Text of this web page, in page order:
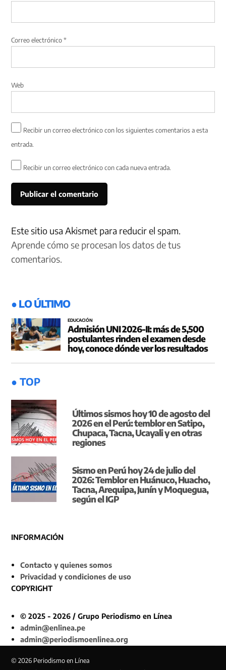
Correo electrónico*
Web
Recibir un correo electrónico con los siguientes comentarios a esta
entrada.
Recibir un correo electrónico con cada nueva entrada.
Este sitio usa Akismet para reducir el spam.
Aprende cómo se procesan los datos de tus
comentarios.
● LO ÚLTIMO
EDUCACIÓN
Admisión UNI 2026-II: más de 5,500
postulantes rinden el examen desde
hoy, conoce dónde ver los resultados
● TOP
Últimos sismos hoy 10 de agosto del
2026 en el Perú: temblor en Satipo,
Chupaca, Tacna, Ucayali y en otras
regiones
Sismo en Perú hoy 24 de julio del
2026: Temblor en Huánuco, Huacho,
Tacna, Arequipa, Junín y Moquegua,
según el IGP
INFORMACIÓN
Contacto y quienes somos
Privacidad y condiciones de uso
COPYRIGHT
© 2025 - 2026 / Grupo Periodismo en Línea
admin@enlinea.pe
admin@periodismoenlinea.org
© 2026 Periodismo en Línea